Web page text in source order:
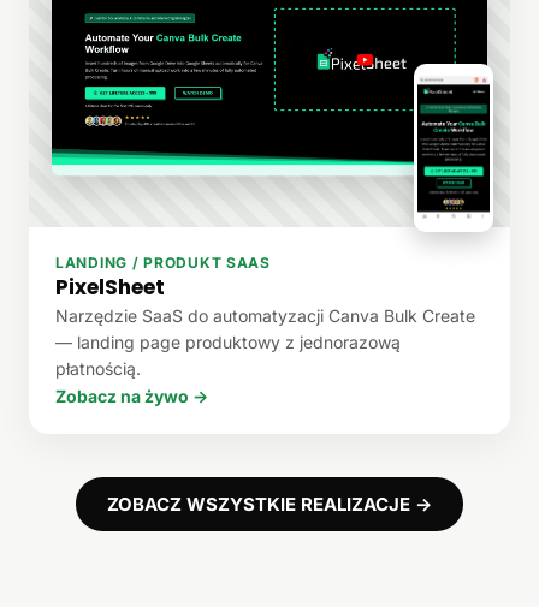
LANDING / PRODUKT SAAS
PixelSheet
Narzędzie SaaS do automatyzacji Canva Bulk Create
— landing page produktowy z jednorazową
płatnością.
Zobacz na żywo →
ZOBACZ WSZYSTKIE REALIZACJE →